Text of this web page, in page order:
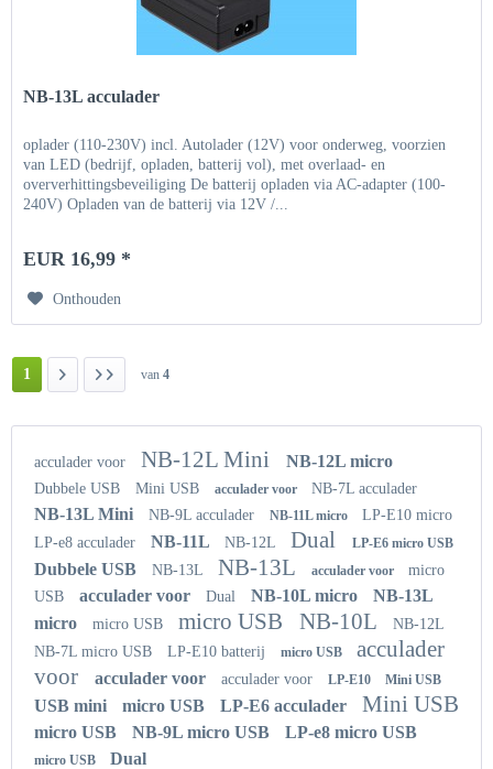
NB-13L acculader
oplader (110-230V) incl. Autolader (12V) voor onderweg, voorzien
van LED (bedrijf, opladen, batterij vol), met overlaad- en
oververhittingsbeveiliging De batterij opladen via AC-adapter (100-
240V) Opladen van de batterij via 12V /...
EUR 16,99 *
Onthouden
1 van 4
acculader voor NB-12L Mini NB-12L micro
Dubbele USB Mini USB acculader voor NB-7L acculader
NB-13L Mini NB-9L acculader NB-11L micro
LP-E10 micro
LP-e8 acculader
NB-11L NB-12L Dual LP-E6 micro USB
Dubbele USB NB-13L NB-13L acculader voor
micro
USB
acculader voor Dual NB-10L micro
NB-13L
micro
micro USB micro USB NB-10L
NB-12L
NB-7L micro USB
LP-E10 batterij micro USB
acculader
voor
acculader voor acculader voor LP-E10 Mini USB
USB mini micro USB LP-E6 acculader Mini USB
micro USB NB-9L micro USB LP-e8 micro USB
micro USB Dual